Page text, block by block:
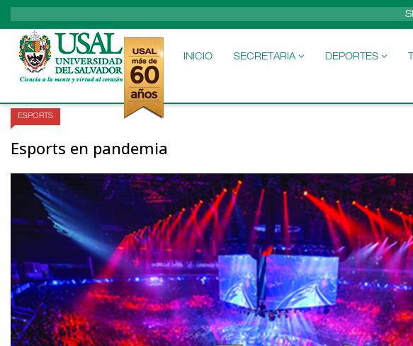
MAIN
INICIO SECRETARIA DEPORTES
ESPORTS
Esports en pandemia